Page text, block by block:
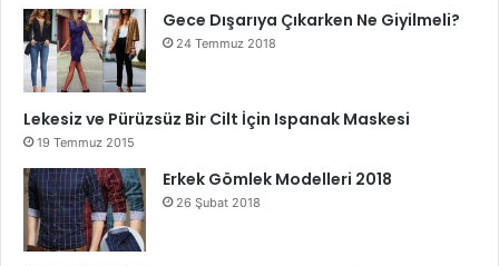
Gece Dışarıya Çıkarken Ne Giyilmeli?
24 Temmuz 2018
Lekesiz ve Pürüzsüz Bir Cilt İçin Ispanak Maskesi
19 Temmuz 2015
Erkek Gömlek Modelleri 2018
26 Şubat 2018